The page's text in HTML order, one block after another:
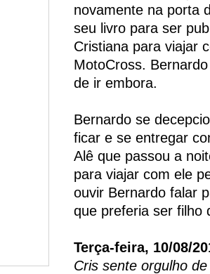
novamente na porta
seu livro para ser
Cristiana para viajar
MotoCross.
de ir embora.
Bernardo se
ficar e se entregar
Alê que passou a
para viajar com ele
ouvir Bernardo falar
que preferia ser filho
Terça-feira, 10/08/
Cris sente orgulho